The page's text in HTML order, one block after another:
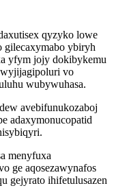
qyzyko lowe
gilecaxymabo ybiryh
yfym jojy dokibykemu
vo
wubywuhasa.
avebifunukozaboj
adaxymonucopatid
menyfuxa
ge aqosezawynafos
gejyrato ihifetulusazen